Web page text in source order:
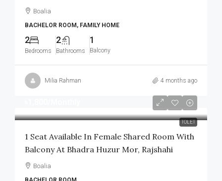
Boalia
BACHELOR ROOM, FAMILY HOME
2
Bedrooms
2
Bathrooms
1
Balcony
Milia Rahman 4 months ago
TOLET
1 Seat Available In Female Shared Room With
Balcony At Bhadra Huzur Mor, Rajshahi
Boalia